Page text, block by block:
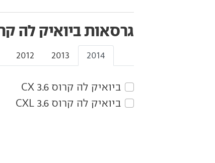
גרסאות ביואיק לה
2014
2013
2012
ביואיק‏ לה קרוס‏ 3.6 CX
ביואיק‏ לה קרוס‏ 3.6 CXL